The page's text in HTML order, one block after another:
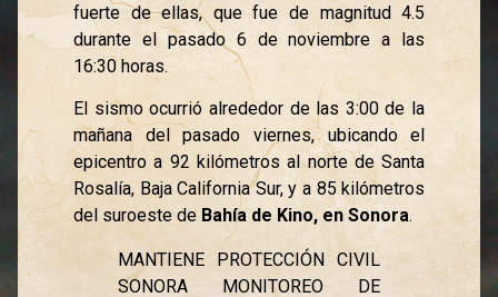
fuerte de ellas, que fue de magnitud 4.5
durante el pasado 6 de noviembre a las
16:30 horas.
El sismo ocurrió alrededor de las 3:00 de la
mañana del pasado viernes, ubicando el
epicentro a 92 kilómetros al norte de Santa
Rosalía, Baja California Sur, y a 85 kilómetros
del suroeste de Bahía de Kino, en Sonora.
MANTIENE PROTECCIÓN CIVIL
SONORA MONITOREO DE